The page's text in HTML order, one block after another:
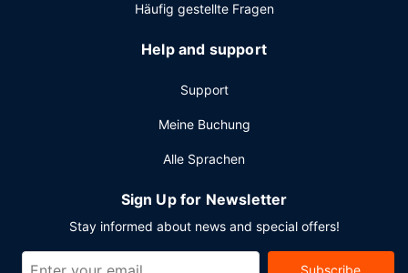
Häufig gestellte Fragen
Help and support
Support
Meine Buchung
Alle Sprachen
Sign Up for Newsletter
Stay informed about news and special offers!
Subscribe